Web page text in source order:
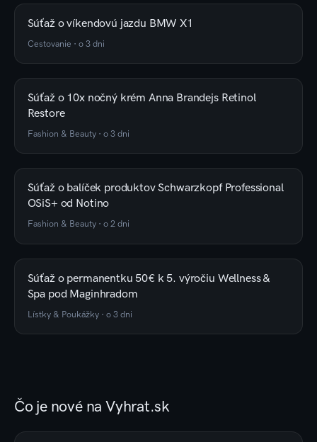
Súťaž o víkendovú jazdu BMW X1
Cestovanie · o 3 dni
Súťaž o 10x nočný krém Anna Brandejs Retinol
Restore
Fashion & Beauty · o 3 dni
Súťaž o balíček produktov Schwarzkopf Professional
OSiS+ od Notino
Fashion & Beauty · o 2 dni
Súťaž o permanentku 50€ k 5. výročiu Wellness &
Spa pod Maginhradom
Lístky & Poukážky · o 3 dni
Čo je nové na Vyhrat.sk